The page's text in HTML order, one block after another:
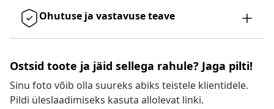
Ohutuse ja vastavuse teave
Ostsid toote ja jäid sellega rahule? Jaga pilti!
Sinu foto võib olla suureks abiks teistele klientidele.
Pildi üleslaadimiseks kasuta allolevat linki.